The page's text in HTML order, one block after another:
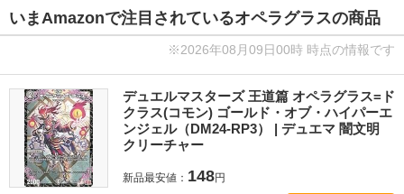
いまAmazonで注目されているオペラグラスの商品
※2026年08月09日00時 時点の情報です
デュエルマスターズ 王道篇 オペラグラス=ド
クラス(コモン) ゴールド・オブ・ハイパーエ
ンジェル（DM24-RP3） | デュエマ 闇文明
クリーチャー
新品最安値： 148円